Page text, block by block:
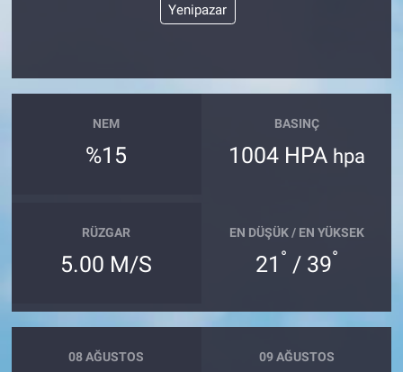
Yenipazar
NEM
%15
BASINÇ
1004 HPA hpa
RÜZGAR
5.00 M/S
EN DÜŞÜK / EN YÜKSEK
21 ° / 39°
08 AĞUSTOS 09 AĞUSTOS